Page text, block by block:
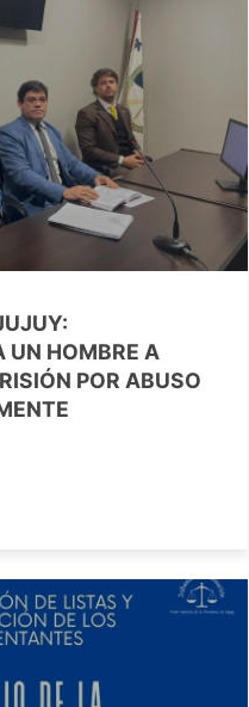
UN HOMBRE A
POR ABUSO